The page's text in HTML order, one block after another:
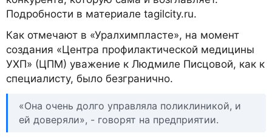
Подробности в материале tagilcity.ru.
Как отмечают в «Уралхимпласте», на момент
создания «Центра профилактической медицины
УХП» (ЦПМ) уважение к Людмиле Писцовой, как к
специалисту, было безгранично.
«Она очень долго управляла поликлиникой, и
ей доверяли», - говорят на предприятии.